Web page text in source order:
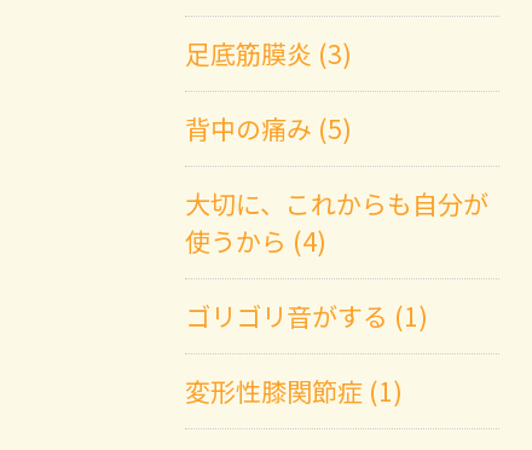
足底筋膜炎 (3)
背中の痛み (5)
大切に、これからも自分が
使うから (4)
ゴリゴリ音がする (1)
変形性膝関節症 (1)